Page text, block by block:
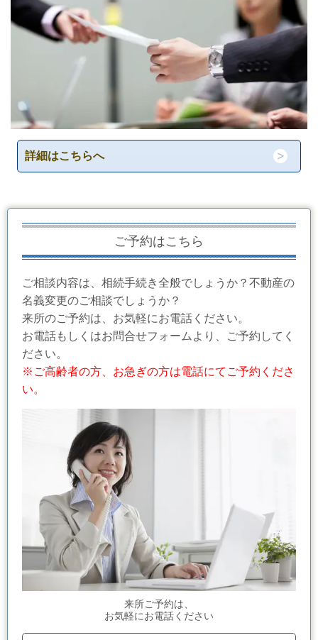
詳細はこちらへ
ご予約はこちら
ご相談内容は、相続手続き全般でしょうか？不動産の
名義変更のご相談でしょうか？
来所のご予約は、お気軽にお電話ください。
お電話もしくはお問合せフォームより、ご予約してく
ださい。
※ご高齢者の方、お急ぎの方は電話にてご予約くださ
い。
来所ご予約は、
お気軽にお電話ください